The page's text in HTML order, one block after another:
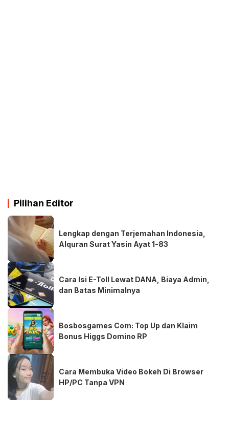
Pilihan Editor
Lengkap dengan Terjemahan Indonesia,
Alquran Surat Yasin Ayat 1-83
Cara Isi E-Toll Lewat DANA, Biaya Admin,
dan Batas Minimalnya
Bosbosgames Com: Top Up dan Klaim
Bonus Higgs Domino RP
Cara Membuka Video Bokeh Di Browser
HP/PC Tanpa VPN